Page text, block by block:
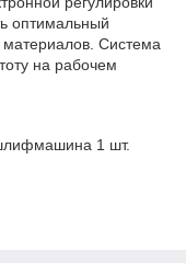
оптимальный
Система
на рабочем
1 шт.